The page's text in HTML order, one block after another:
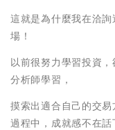
這就是為什麼我在洽
場！
以前很努力學習投資
分析師學習，
摸索出適合自己的交
過程中，成就感不在